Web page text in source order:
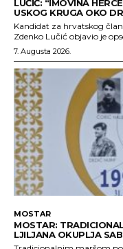
LUČIĆ: “IMOVINA
USKOG KRUGA OKO
Kandidat za hrvatskog
Zdenko Lučić objavio je
7. Augusta 2026.
MOSTAR
MOSTAR:
LJILJANA OKUPLJA